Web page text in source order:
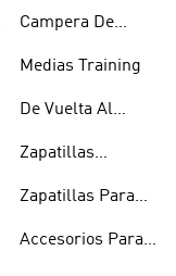
Campera De
Medias Training
De Vuelta Al
Zapatillas
Entrenar Y
Gimnasio
Zapatillas Para
Training Mujer
Accesorios Para